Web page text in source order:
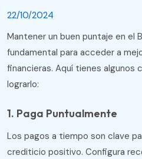
22/10/2024
Mantener un buen puntaje en el
fundamental para acceder a
financieras. Aquí tienes algunos
lograrlo:
1. Paga Puntualmente
Los pagos a tiempo son clave
crediticio positivo. Configura